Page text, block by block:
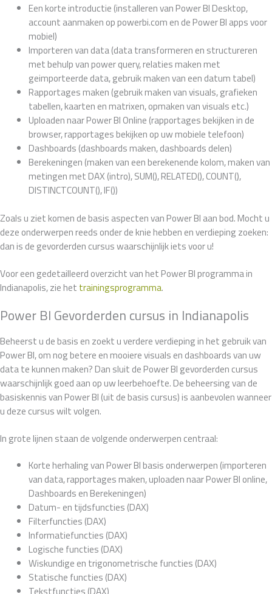
Een korte introductie (installeren van Power BI Desktop,
account aanmaken op powerbi.com en de Power BI apps voor
mobiel)
Importeren van data (data transformeren en structureren
met behulp van power query, relaties maken met
geimporteerde data, gebruik maken van een datum tabel)
Rapportages maken (gebruik maken van visuals, grafieken
tabellen, kaarten en matrixen, opmaken van visuals etc.)
Uploaden naar Power BI Online (rapportages bekijken in de
browser, rapportages bekijken op uw mobiele telefoon)
Dashboards (dashboards maken, dashboards delen)
Berekeningen (maken van een berekenende kolom, maken van
metingen met DAX (intro), SUM(), RELATED(), COUNT(),
DISTINCTCOUNT(), IF())
Zoals u ziet komen de basis aspecten van Power BI aan bod. Mocht u
deze onderwerpen reeds onder de knie hebben en verdieping zoeken:
dan is de gevorderden cursus waarschijnlijk iets voor u!
Voor een gedetailleerd overzicht van het Power BI programma in
Indianapolis, zie het trainingsprogramma.
Power BI Gevorderden cursus in Indianapolis
Beheerst u de basis en zoekt u verdere verdieping in het gebruik van
Power BI, om nog betere en mooiere visuals en dashboards van uw
data te kunnen maken? Dan sluit de Power BI gevorderden cursus
waarschijnlijk goed aan op uw leerbehoefte. De beheersing van de
basiskennis van Power BI (uit de basis cursus) is aanbevolen wanneer
u deze cursus wilt volgen.
In grote lijnen staan de volgende onderwerpen centraal:
Korte herhaling van Power BI basis onderwerpen (importeren
van data, rapportages maken, uploaden naar Power BI online,
Dashboards en Berekeningen)
Datum- en tijdsfuncties (DAX)
Filterfuncties (DAX)
Informatiefuncties (DAX)
Logische functies (DAX)
Wiskundige en trigonometrische functies (DAX)
Statische functies (DAX)